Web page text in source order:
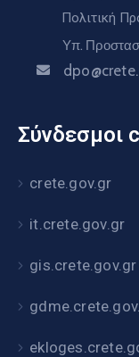
Πολιτική
Υπ.
Σύνδεσμοι
crete.gov.gr
it.crete.gov.gr
gis.crete.gov.gr